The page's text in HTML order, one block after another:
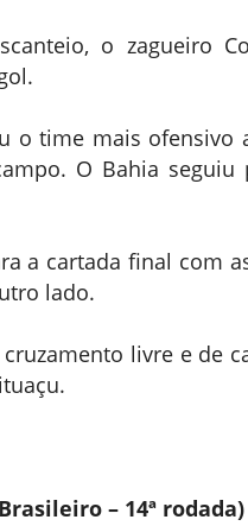
o zagueiro
o time mais ofensivo
O Bahia
a cartada final com
lado.
livre e de
– 14ª rodada)